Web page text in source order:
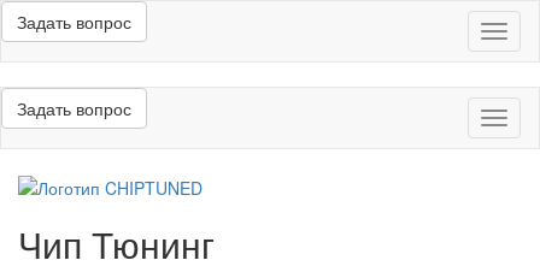
Меню
Задать вопрос
Меню
Задать вопрос
Чип Тюнинг